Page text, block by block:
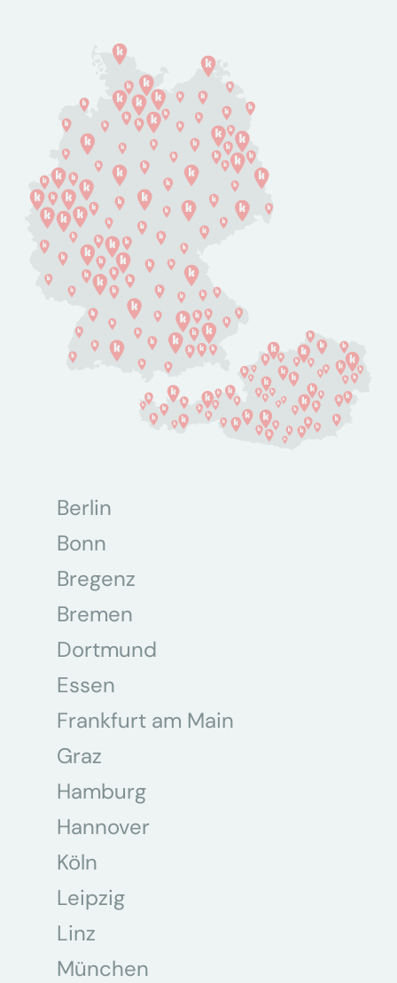
Berlin
Bonn
Bregenz
Bremen
Dortmund
Essen
Frankfurt am Main
Graz
Hamburg
Hannover
Köln
Leipzig
Linz
München